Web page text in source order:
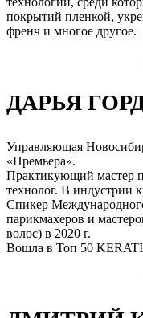
покрытий пленкой,
френч и многое другое.
ДАРЬЯ
Управляющая
«Премьера».
Практикующий мастер
технолог. В индустрии
Спикер
парикмахеров и
волос) в 2020 г.
Вошла в Топ 50